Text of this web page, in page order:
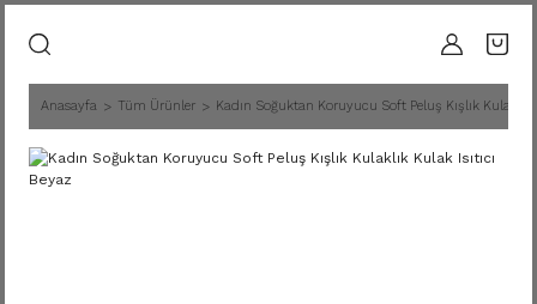
Anasayfa Tüm Ürünler Kadın Soğuktan Koruyucu Soft Peluş Kışlık Kulaklık